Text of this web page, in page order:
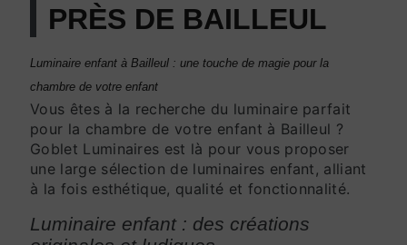
PRÈS DE BAILLEUL
Luminaire enfant à Bailleul : une touche de magie pour la
chambre de votre enfant
Vous êtes à la recherche du luminaire parfait
pour la chambre de votre enfant à Bailleul ?
Goblet Luminaires est là pour vous proposer
une large sélection de luminaires enfant, alliant
à la fois esthétique, qualité et fonctionnalité.
Luminaire enfant : des créations